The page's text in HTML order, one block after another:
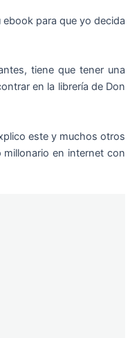
para que yo decida
tiene que tener una
en la librería de Don
este y muchos otros
en internet con